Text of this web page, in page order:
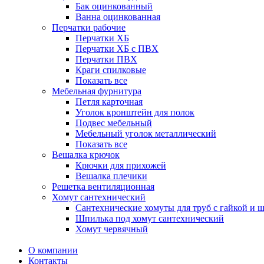
Бак оцинкованный
Ванна оцинкованная
Перчатки рабочие
Перчатки ХБ
Перчатки ХБ с ПВХ
Перчатки ПВХ
Краги спилковые
Показать все
Мебельная фурнитура
Петля карточная
Уголок кронштейн для полок
Подвес мебельный
Мебельный уголок металлический
Показать все
Вешалка крючок
Крючки для прихожей
Вешалка плечики
Решетка вентиляционная
Хомут сантехнический
Сантехнические хомуты для труб с гайкой и
Шпилька под хомут сантехнический
Хомут червячный
О компании
Контакты